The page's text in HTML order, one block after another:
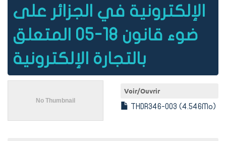
الإلكترونية في الجزائر على
ضوء قانون 18-05 المتعلق
بالتجارة الإلكترونية
Voir/Ouvrir
THDR346-003 (4.546Mo)